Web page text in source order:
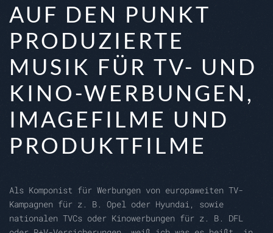
AUF DEN PUNKT
PRODUZIERTE
MUSIK FÜR TV- UND
KINO-WERBUNGEN,
IMAGEFILME UND
PRODUKTFILME
Als Komponist für Werbungen von europaweiten TV-
Kampagnen für z. B. Opel oder Hyundai, sowie
nationalen TVCs oder Kinowerbungen für z. B. DFL